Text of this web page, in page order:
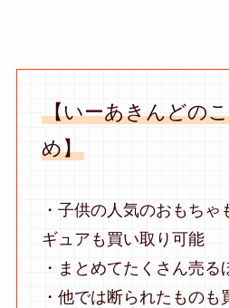
【いーあきんどの
め】
・子供の人気のおもちゃ
ギュアも買い取り可能
・まとめてたくさん売る
・他では断られたものも